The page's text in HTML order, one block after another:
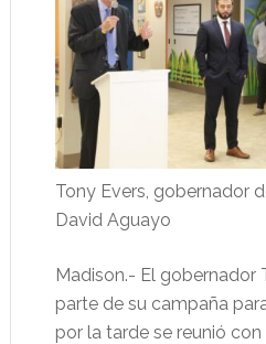
Tony Evers, gobernador
David Aguayo
Madison.- El gobernador
parte de su campaña
por la tarde se reunió